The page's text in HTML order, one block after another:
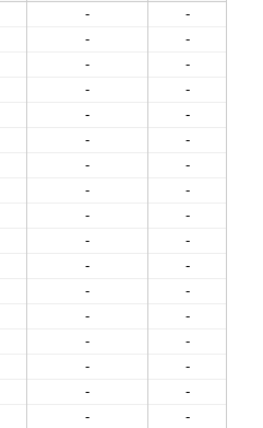
-
-
-
-
-
-
-
-
-
-
-
-
-
-
-
-
-
-
-
-
-
-
-
-
-
-
-
-
-
-
-
-
-
-